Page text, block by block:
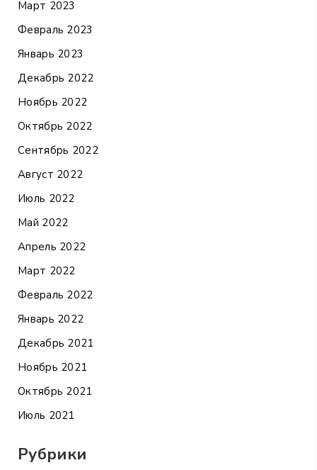
Март 2023
Февраль 2023
Январь 2023
Декабрь 2022
Ноябрь 2022
Октябрь 2022
Сентябрь 2022
Август 2022
Июль 2022
Май 2022
Апрель 2022
Март 2022
Февраль 2022
Январь 2022
Декабрь 2021
Ноябрь 2021
Октябрь 2021
Июль 2021
Рубрики